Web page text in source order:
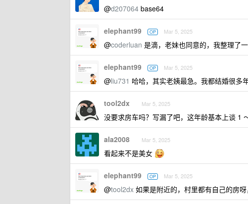
@d207064 base64
elephant99 OP Mar 5, 2025
@coderluan 是滴，老妹也同意的，我整理了
elephant99 OP Mar 5, 2025
@liu731 哈哈，其实老姨最急。我都结婚很多
tool2dx Mar 5, 2025
没要求房车吗？写漏了吧，这年龄基本上谈 1
ala2008 Mar 5, 2025
看起来不是美女
elephant99 OP Mar 5, 2025
@tool2dx 如果是附近的，村里都有自己的房呀